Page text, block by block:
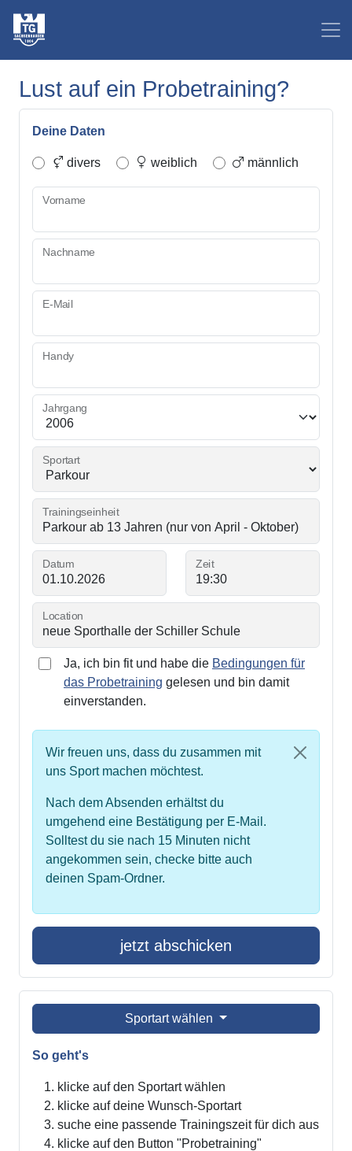
Lust auf ein Probetraining?
Deine Daten
divers weiblich männlich
Vorname
Nachname
E-Mail
Handy
Jahrgang
Sportart
Trainingseinheit
Datum Zeit
Location
Ja, ich bin fit und habe die Bedingungen für
das Probetraining gelesen und bin damit
einverstanden.
Wir freuen uns, dass du zusammen mit
uns Sport machen möchtest.
Nach dem Absenden erhältst du
umgehend eine Bestätigung per E-Mail.
Solltest du sie nach 15 Minuten nicht
angekommen sein, checke bitte auch
deinen Spam-Ordner.
jetzt abschicken
Sportart wählen
So geht's
klicke auf den Sportart wählen
klicke auf deine Wunsch-Sportart
suche eine passende Trainingszeit für dich aus
klicke auf den Button "Probetraining"